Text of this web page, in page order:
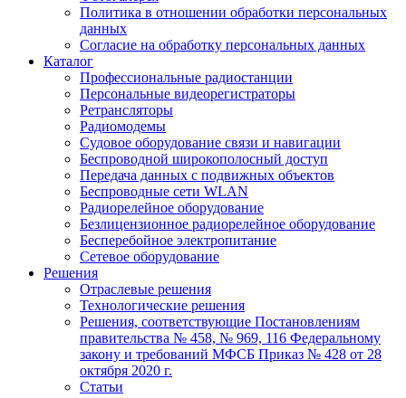
Политика в отношении обработки персональных
данных
Согласие на обработку персональных данных
Каталог
Профессиональные радиостанции
Персональные видеорегистраторы
Ретрансляторы
Радиомодемы
Судовое оборудование связи и навигации
Беспроводной широкополосный доступ
Передача данных с подвижных объектов
Беспроводные сети WLAN
Радиорелейное оборудование
Безлицензионное радиорелейное оборудование
Бесперебойное электропитание
Сетевое оборудование
Решения
Отраслевые решения
Технологические решения
Решения, соответствующие Постановлениям
правительства № 458, № 969, 116 Федеральному
закону и требований МФСБ Приказ № 428 от 28
октября 2020 г.
Статьи